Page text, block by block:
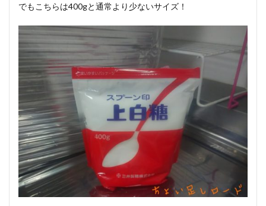
でもこちらは400gと通常より少ないサイズ！